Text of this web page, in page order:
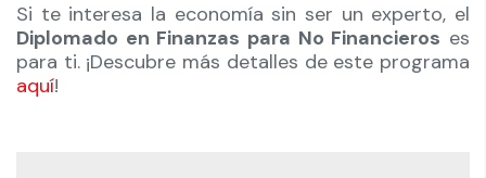
Si te interesa la economía sin ser un experto, el
Diplomado en Finanzas para No Financieros es
para ti. ¡Descubre más detalles de este programa
aquí!